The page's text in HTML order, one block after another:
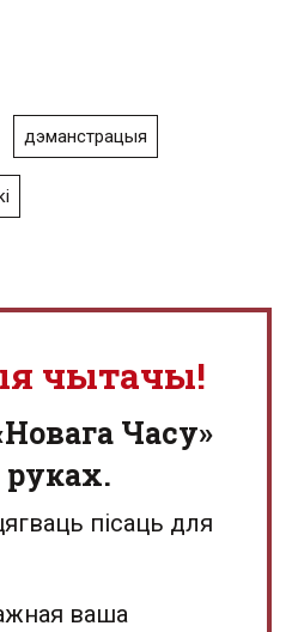
дэманстрацыя
чытачы!
Часу»
пісаць для
ваша